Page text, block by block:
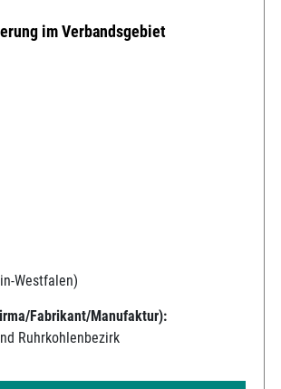
im Verbandsgebiet
Westfalen)
Fabrikant/Manufaktur):
Ruhrkohlenbezirk